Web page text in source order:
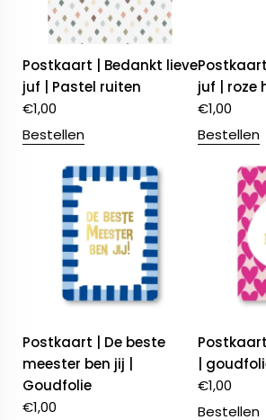
Postkaart | Bedankt lieve
juf | Pastel ruiten
€1,00
Bestellen
juf | roze
€1,00
Bestellen
Postkaart | De beste
meester ben jij |
Goudfolie
€1,00
|
€1,00
Bestellen